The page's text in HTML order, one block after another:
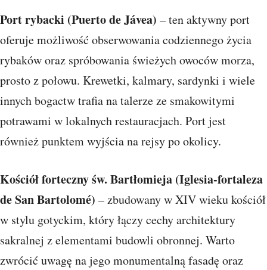
Port rybacki (Puerto de Jávea) – ten aktywny port
oferuje możliwość obserwowania codziennego życia
rybaków oraz spróbowania świeżych owoców morza,
prosto z połowu. Krewetki, kalmary, sardynki i wiele
innych bogactw trafia na talerze ze smakowitymi
potrawami w lokalnych restauracjach. Port jest
również punktem wyjścia na rejsy po okolicy.
Kościół forteczny św. Bartłomieja (Iglesia-fortaleza
de San Bartolomé) – zbudowany w XIV wieku kościół
w stylu gotyckim, który łączy cechy architektury
sakralnej z elementami budowli obronnej. Warto
zwrócić uwagę na jego monumentalną fasadę oraz